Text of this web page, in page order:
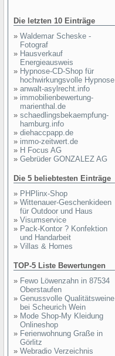
Die letzten 10 Einträge
» Waldemar Scheske -
Fotograf
» Hausverkauf
Energieausweis
» Hypnose-CD-Shop für
hochwirkungsvolle Hypnose
» anwalt-asylrecht.info
» immobilienbewertung-
marienthal.de
» schaedlingsbekaempfung-
hamburg.info
» diehaccpapp.de
» immo-zeitwert.de
» H Focus AG
» Gebrüder GONZALEZ AG
Die 5 beliebtesten Einträge
» PHPlinx-Shop
» Wittenauer-Geschenkideen
für Outdoor und Haus
» Visumservice
» Pack-Kontor ? Konfektion
und Handarbeit
» Villas & Homes
TOP-5 Liste Bewertungen
» Fewo Löwenzahn in 87534
Oberstaufen
» Genussvolle Qualitätsweine
bei Scheurich Wein
» Mode Shop-My Kleidung
Onlineshop
» Ferienwohnung Graße in
Görlitz
» Webradio Verzeichnis